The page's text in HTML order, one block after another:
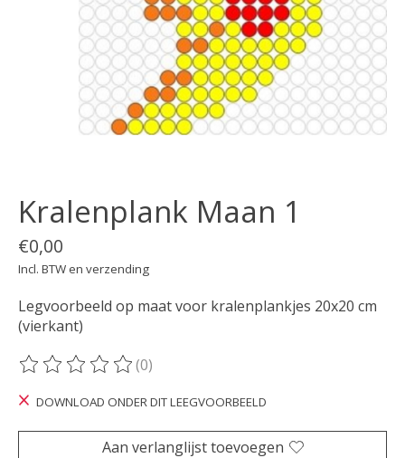
Kralenplank Maan 1
€0,00
Incl. BTW en verzending
Legvoorbeeld op maat voor kralenplankjes 20x20 cm
(vierkant)
De beoordeling van dit product is
(0)
DOWNLOAD ONDER DIT LEEGVOORBEELD
Aan verlanglijst toevoegen